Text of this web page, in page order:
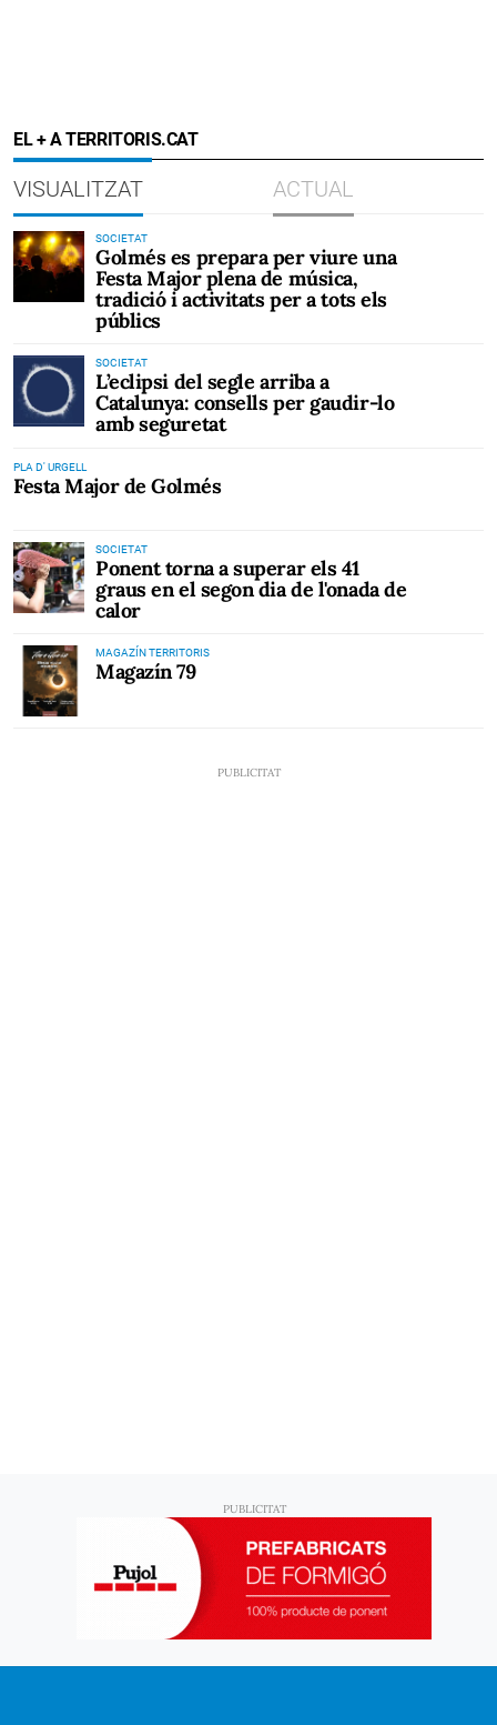
EL + A TERRITORIS.CAT
VISUALITZAT ACTUAL
SOCIETAT
Golmés es prepara per viure una
Festa Major plena de música,
tradició i activitats per a tots els
públics
SOCIETAT
L’eclipsi del segle arriba a
Catalunya: consells per gaudir-lo
amb seguretat
PLA D' URGELL
Festa Major de Golmés
SOCIETAT
Ponent torna a superar els 41
graus en el segon dia de l'onada de
calor
MAGAZÍN TERRITORIS
Magazín 79